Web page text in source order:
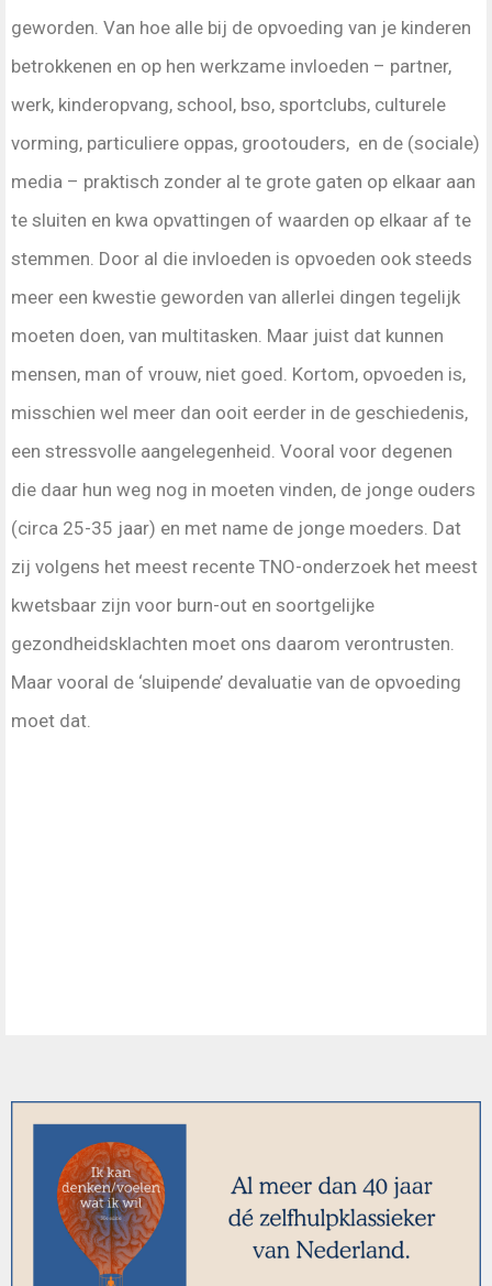
geworden. Van hoe alle bij de opvoeding van je kinderen
betrokkenen en op hen werkzame invloeden – partner,
werk, kinderopvang, school, bso, sportclubs, culturele
vorming, particuliere oppas, grootouders, en de (sociale)
media – praktisch zonder al te grote gaten op elkaar aan
te sluiten en kwa opvattingen of waarden op elkaar af te
stemmen. Door al die invloeden is opvoeden ook steeds
meer een kwestie geworden van allerlei dingen tegelijk
moeten doen, van multitasken. Maar juist dat kunnen
mensen, man of vrouw, niet goed. Kortom, opvoeden is,
misschien wel meer dan ooit eerder in de geschiedenis,
een stressvolle aangelegenheid. Vooral voor degenen
die daar hun weg nog in moeten vinden, de jonge ouders
(circa 25-35 jaar) en met name de jonge moeders. Dat
zij volgens het meest recente TNO-onderzoek het meest
kwetsbaar zijn voor burn-out en soortgelijke
gezondheidsklachten moet ons daarom verontrusten.
Maar vooral de ‘sluipende’ devaluatie van de opvoeding
moet dat.